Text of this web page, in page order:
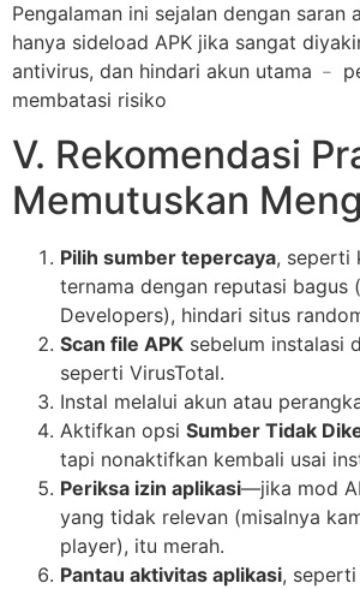
Pengalaman ini sejalan dengan saran
hanya sideload APK jika sangat
antivirus, dan hindari akun utama ﹣
membatasi risiko
V. Rekomendasi
Memutuskan
Pilih sumber tepercaya, seperti
ternama dengan reputasi bagus
Developers), hindari situs
Scan file APK sebelum instalasi
seperti VirusTotal.
Instal melalui akun atau
Aktifkan opsi Sumber Tidak
tapi nonaktifkan kembali usai
Periksa izin aplikasi—jika mod
yang tidak relevan (misalnya
player), itu merah.
Pantau aktivitas aplikasi,